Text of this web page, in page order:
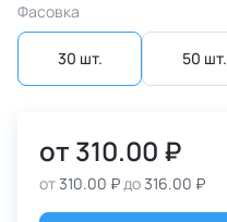
Фасовка
30 шт. 50 шт.
от 310.00 ₽
от310.00 ₽до316.00 ₽